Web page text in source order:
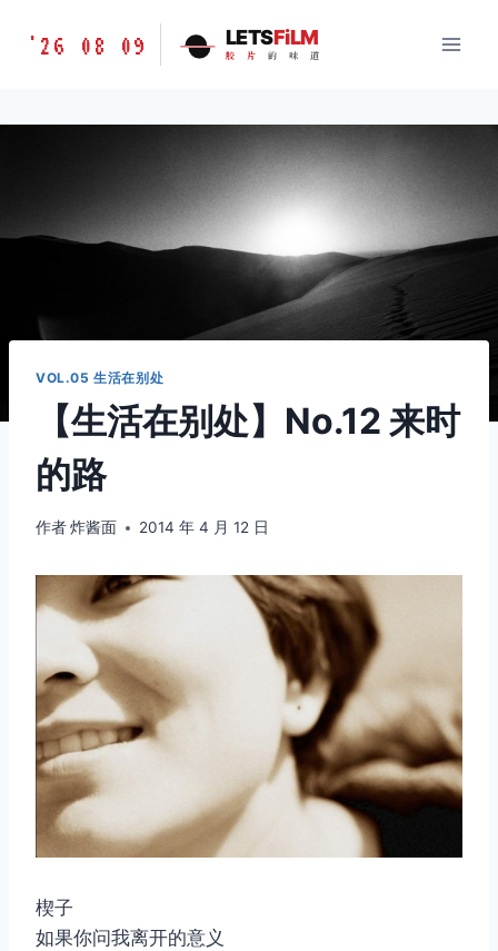
胶
味
'26 08 09 LETSFiLM
胶 片 的 味 道
VOL.05 生活在别处
【生活在别处】No.12 来时
的路
作者炸酱面 2014 年 4 月 12 日
楔子
如果你问我离开的意义